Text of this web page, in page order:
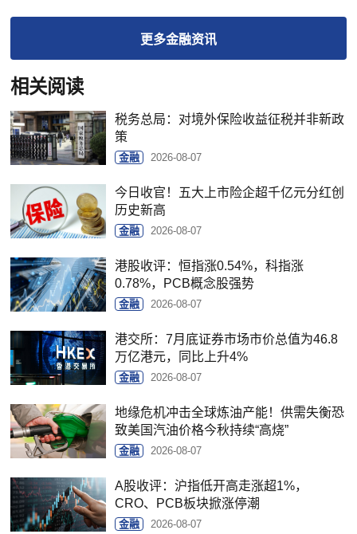
更多金融资讯
相关阅读
税务总局：对境外保险收益征税并非新政
策
金融 2026-08-07
今日收官！五大上市险企超千亿元分红创
历史新高
金融 2026-08-07
港股收评：恒指涨0.54%，科指涨
0.78%，PCB概念股强势
金融 2026-08-07
港交所：7月底证券市场市价总值为46.8
万亿港元，同比上升4%
金融 2026-08-07
地缘危机冲击全球炼油产能！供需失衡恐
致美国汽油价格今秋持续“高烧”
金融 2026-08-07
A股收评：沪指低开高走涨超1%，
CRO、PCB板块掀涨停潮
金融 2026-08-07